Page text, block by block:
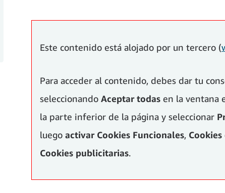
Este contenido está alojado por un tercero (
Para acceder al contenido, debes dar tu
seleccionando Aceptar todas en la ventana
la parte inferior de la página y seleccionar
luego activar Cookies Funcionales,
Cookies publicitarias.